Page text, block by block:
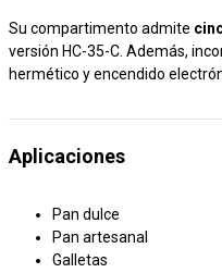
Su compartimento admite
versión HC-35-C. Además,
hermético y encendido
Aplicaciones
Pan dulce
Pan artesanal
Galletas